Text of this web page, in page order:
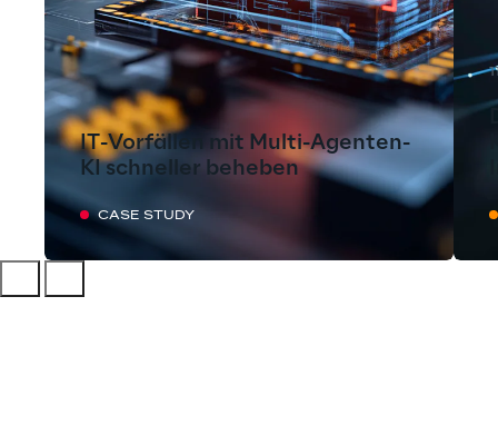
IT-Vorfällen mit Multi-Agenten-
KI schneller beheben
CASE STUDY